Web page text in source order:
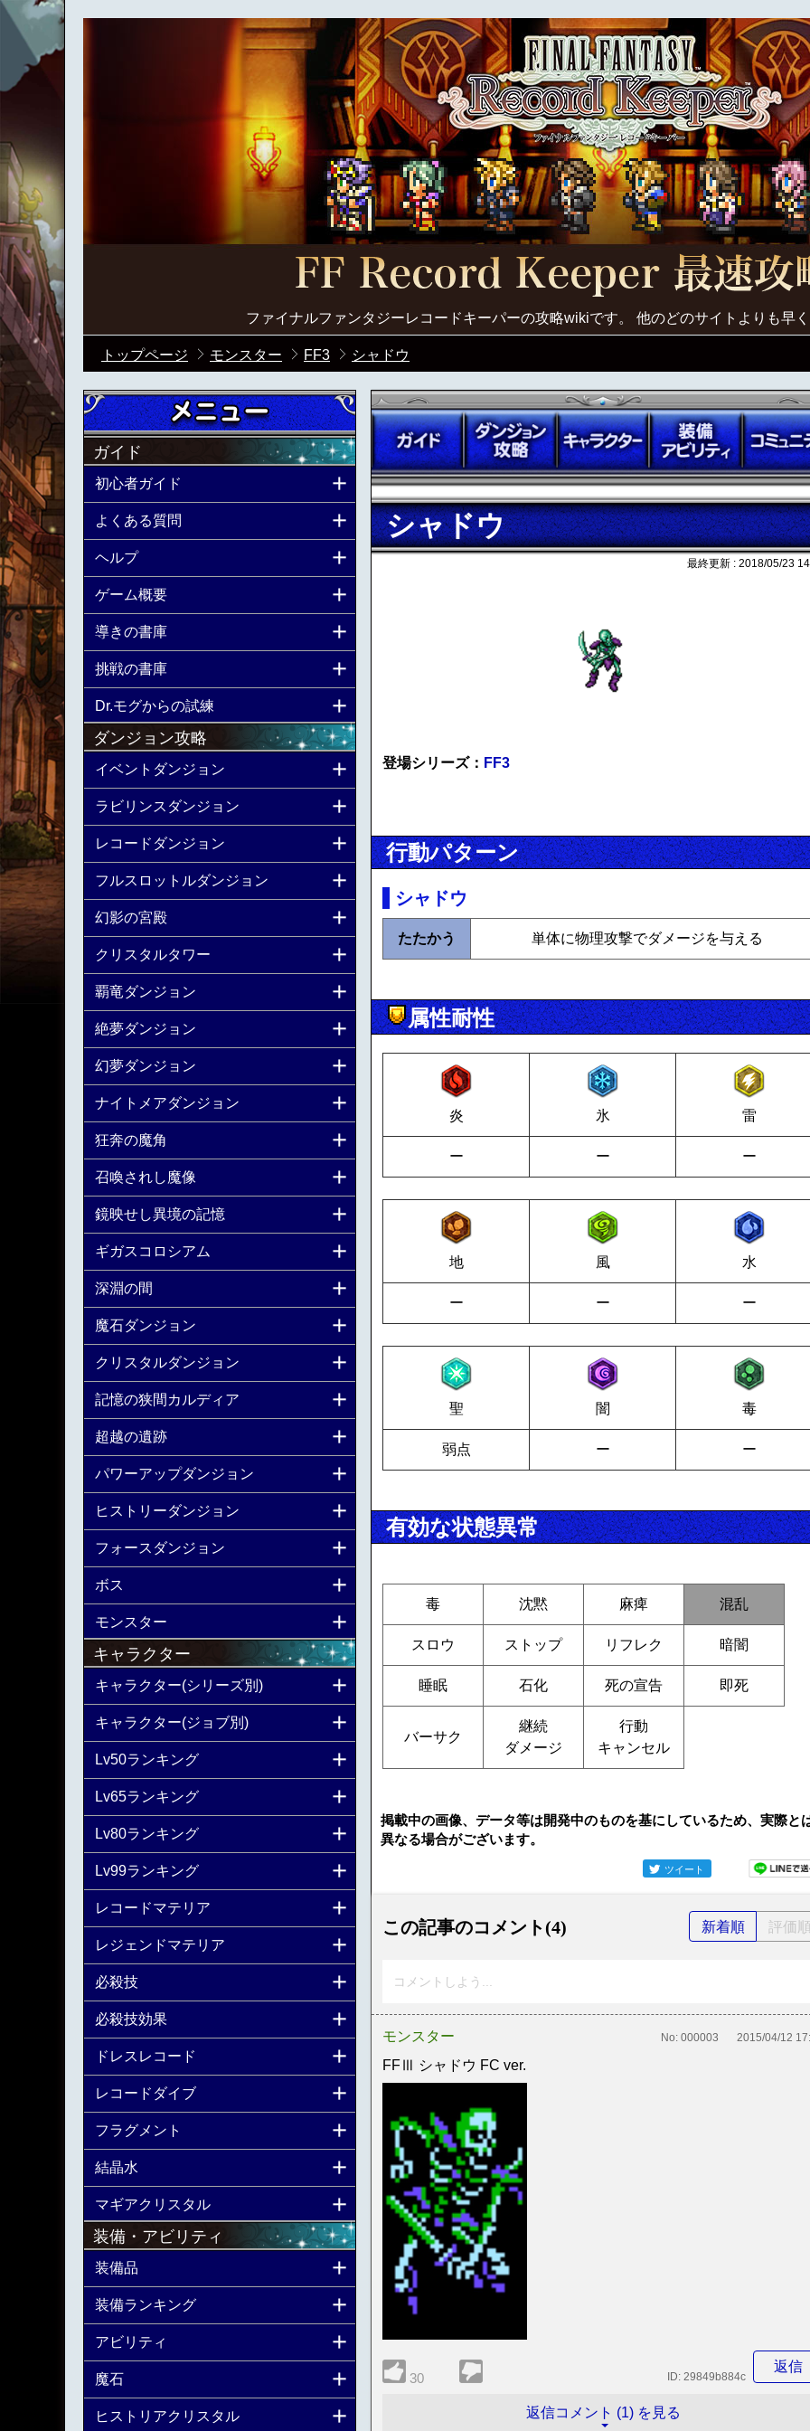
ファイナルファンタジーレコードキーパーの攻略wikiです。 他のどのサイトよりも早
トップページ モンスター FF3 シャドウ
シャドウ
最終更新 : 2018/05/23
登場シリーズ： FF3
行動パターン
シャドウ
たたかう 単体に物理攻撃でダメージを与える
属性耐性
炎 氷 雷
ー ー ー
地 風 水
ー ー ー
聖 闇 毒
弱点 ー ー
有効な状態異常
毒 沈黙 麻痺 混乱
スロウ ストップ リフレク 暗闇
睡眠 石化 死の宣告 即死
バーサク
継続
ダメージ
行動
キャンセル
掲載中の画像、データ等は開発中のものを基にしているため、実際と
異なる場合がございます。
ツイート
この記事のコメント(4) 新着順 評価
コメントしよう...
モンスター No: 000003 2015/04/12
FFⅢ シャドウ FC ver.
30
返信
ID: 29849b884c
返信コメント (1) を見る
ガイド
初心者ガイド
よくある質問
ヘルプ
ゲーム概要
導きの書庫
挑戦の書庫
Dr.モグからの試練
ダンジョン攻略
イベントダンジョン
ラビリンスダンジョン
レコードダンジョン
フルスロットルダンジョン
幻影の宮殿
クリスタルタワー
覇竜ダンジョン
絶夢ダンジョン
幻夢ダンジョン
ナイトメアダンジョン
狂奔の魔角
召喚されし魔像
鏡映せし異境の記憶
ギガスコロシアム
深淵の間
魔石ダンジョン
クリスタルダンジョン
記憶の狭間カルディア
超越の遺跡
パワーアップダンジョン
ヒストリーダンジョン
フォースダンジョン
ボス
モンスター
キャラクター
キャラクター(シリーズ別)
キャラクター(ジョブ別)
Lv50ランキング
Lv65ランキング
Lv80ランキング
Lv99ランキング
レコードマテリア
レジェンドマテリア
必殺技
必殺技効果
ドレスレコード
レコードダイブ
フラグメント
結晶水
マギアクリスタル
装備・アビリティ
装備品
装備ランキング
アビリティ
魔石
ヒストリアクリスタル